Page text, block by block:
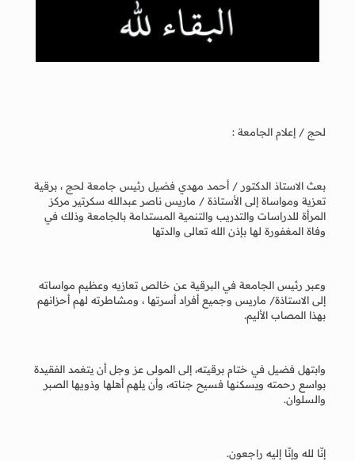
لحج / إعلام الجامعة :
بعث الاستاذ الدكتور / أحمد مهدي فضيل رئيس جامعة لحج ، برقية
تعزية ومواساة إلى الأستاذة / ماريس ناصر عبدالله سكرتير مركز
المرأة للدراسات والتدريب والتنمية المستدامة بالجامعة وذلك في
وفاة المغفورة لها بإذن الله تعالى والدتها
وعبر رئيس الجامعة في البرقية عن خالص تعازيه وعظيم مواساته
إلى الاستاذة/ ماريس وجميع أفراد أسرتها ، ومشاطرته لهم أحزانهم
بهذا المصاب الأليم.
وابتهل فضيل في ختام برقيته، إلى المولى عز وجل أن يتغمد الفقيدة
بواسع رحمته ويسكنها فسيح جناته، وأن يلهم أهلها وذويها الصبر
والسلوان.
إنّا لله وإنّا إليه راجعون.